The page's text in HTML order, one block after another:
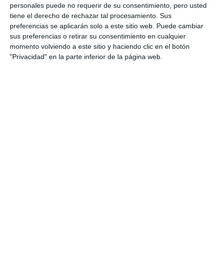
personales puede no requerir de su consentimiento, pero usted
tiene el derecho de rechazar tal procesamiento. Sus
preferencias se aplicarán solo a este sitio web. Puede cambiar
sus preferencias o retirar su consentimiento en cualquier
momento volviendo a este sitio y haciendo clic en el botón
"Privacidad" en la parte inferior de la página web.